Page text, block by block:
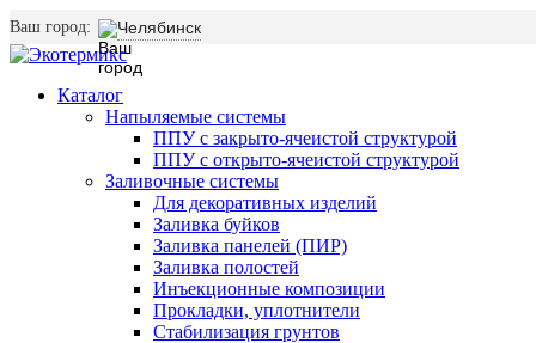
Ваш город: Челябинск
Каталог
Напыляемые системы
ППУ с закрыто-ячеистой структурой
ППУ с открыто-ячеистой структурой
Заливочные системы
Для декоративных изделий
Заливка буйков
Заливка панелей (ПИР)
Заливка полостей
Инъекционные композиции
Прокладки, уплотнители
Стабилизация грунтов